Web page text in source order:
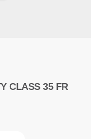
35 FR